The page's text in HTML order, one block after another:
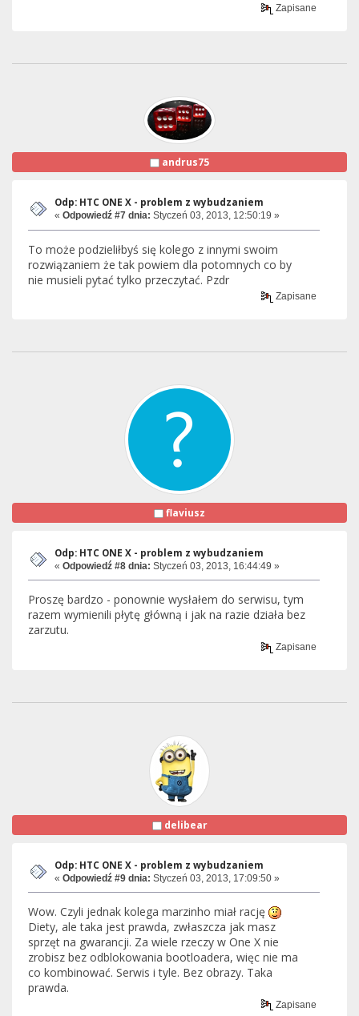
Zapisane
andrus75
Odp: HTC ONE X - problem z wybudzaniem
« Odpowiedź #7 dnia: Styczeń 03, 2013, 12:50:19 »
To może podzieliłbyś się kolego z innymi swoim
rozwiązaniem że tak powiem dla potomnych co by
nie musieli pytać tylko przeczytać. Pzdr
Zapisane
flaviusz
Odp: HTC ONE X - problem z wybudzaniem
« Odpowiedź #8 dnia: Styczeń 03, 2013, 16:44:49 »
Proszę bardzo - ponownie wysłałem do serwisu, tym
razem wymienili płytę główną i jak na razie działa bez
zarzutu.
Zapisane
delibear
Odp: HTC ONE X - problem z wybudzaniem
« Odpowiedź #9 dnia: Styczeń 03, 2013, 17:09:50 »
Wow. Czyli jednak kolega marzinho miał rację
Diety, ale taka jest prawda, zwłaszcza jak masz
sprzęt na gwarancji. Za wiele rzeczy w One X nie
zrobisz bez odblokowania bootloadera, więc nie ma
co kombinować. Serwis i tyle. Bez obrazy. Taka
prawda.
Zapisane